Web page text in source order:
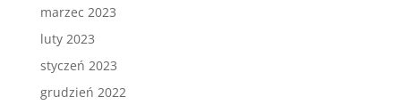
marzec 2023
luty 2023
styczeń 2023
grudzień 2022